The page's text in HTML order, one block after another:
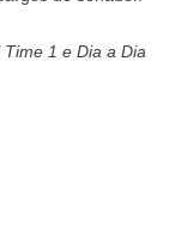
1 e Dia a Dia